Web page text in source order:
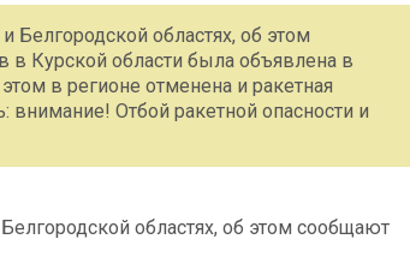
Белгородской областях, об этом
в Курской области была объявлена в
в регионе отменена и ракетная
внимание! Отбой ракетной опасности и
областях, об этом сообщают